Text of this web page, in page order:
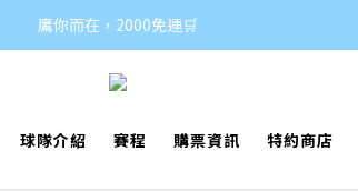
鷹你而在，2000免運🛒
球隊介紹 賽程 購票資訊 特約商店